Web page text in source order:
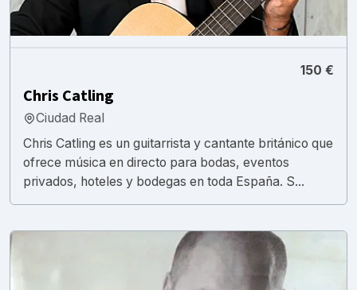
150 €
Chris Catling
Ciudad Real
Chris Catling es un guitarrista y cantante británico que
ofrece música en directo para bodas, eventos
privados, hoteles y bodegas en toda España. S...